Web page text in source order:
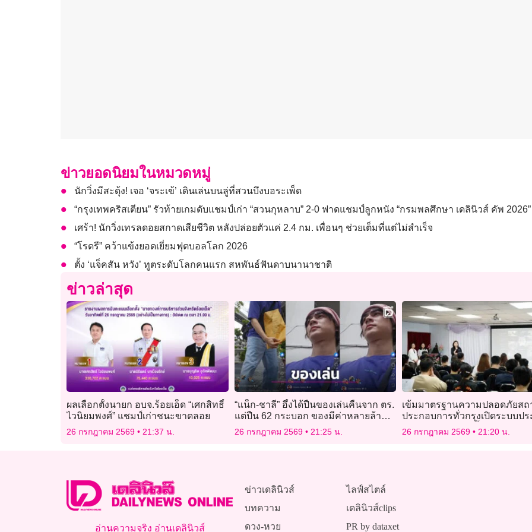
ข่าวยอดนิยมในหมวดหมู่
นักวิ่งมีสะดุ้ง! เจอ ‘จระเข้’ เดินเล่นบนลู่ที่สวนบึงบอระเพ็ด
“กรุงเทพคริสเตียน” รัวท้ายเกมดับแชมป์เก่า “สวนกุหลาบ” 2-0 ฟาดแชมป์ลูกหนัง “กรมพลศึกษา เดลินิวส์ คัพ
เศร้า! นักวิ่งเทรลดอยสกาดเสียชีวิต หลังปล่อยตัวแค่ 2.4 กม. เพื่อนๆ ช่วยเต็มที่แต่ไม่สำเร็จ
“โรดรี” คว้าแข้งยอดเยี่ยมฟุตบอลโลก 2026
ตั้ง ‘แจ็คสัน หวัง’ ทูตระดับโลกคนแรก สหพันธ์ฟันดาบนานาชาติ
ข่าวล่าสุด
ผลเลือกตั้งนายก อบจ.ร้อยเอ็ด “เศกสิทธิ์
ไวนิยมพงศ์” แชมป์เก่าชนะขาดลอย
26 กรกฎาคม 2569 21:37 น.
“แน็ก-ชาลี” อึ้งได้ปืนของเล่นคืนจาก ตร.
แต่ปืน 62 กระบอก ของมีค่าหลายล้าน
ยังไม่ได้!
26 กรกฎาคม 2569 21:25 น.
เข้มมาตรฐานความปลอดภัยสถ
ประกอบการทั่วกรุงเปิดระบบปร
ตนเองป้องกันเหตุซ้ำรอย
26 กรกฎาคม 2569 21:20 น.
อ่านความจริง อ่านเดลินิวส์
ข่าวเดลินิวส์
บทความ
ดวง-หวย
ไลฟ์สไตล์
เดลินิวส์clips
PR by dataxet